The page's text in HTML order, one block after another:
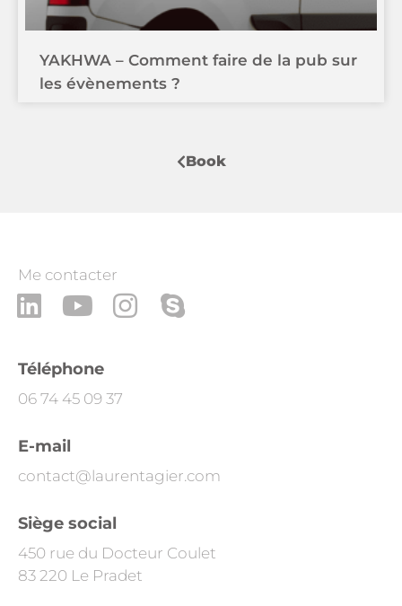
YAKHWA – Comment faire de la pub sur
les évènements ?
Book
Me contacter
L
n
k
d
i
n
Y
u
t
e
I
r
S
Téléphone
06 74 45 09 37
E-mail
contact@laurentagier.com
Siège social
450 rue du Docteur Coulet
83 220 Le Pradet